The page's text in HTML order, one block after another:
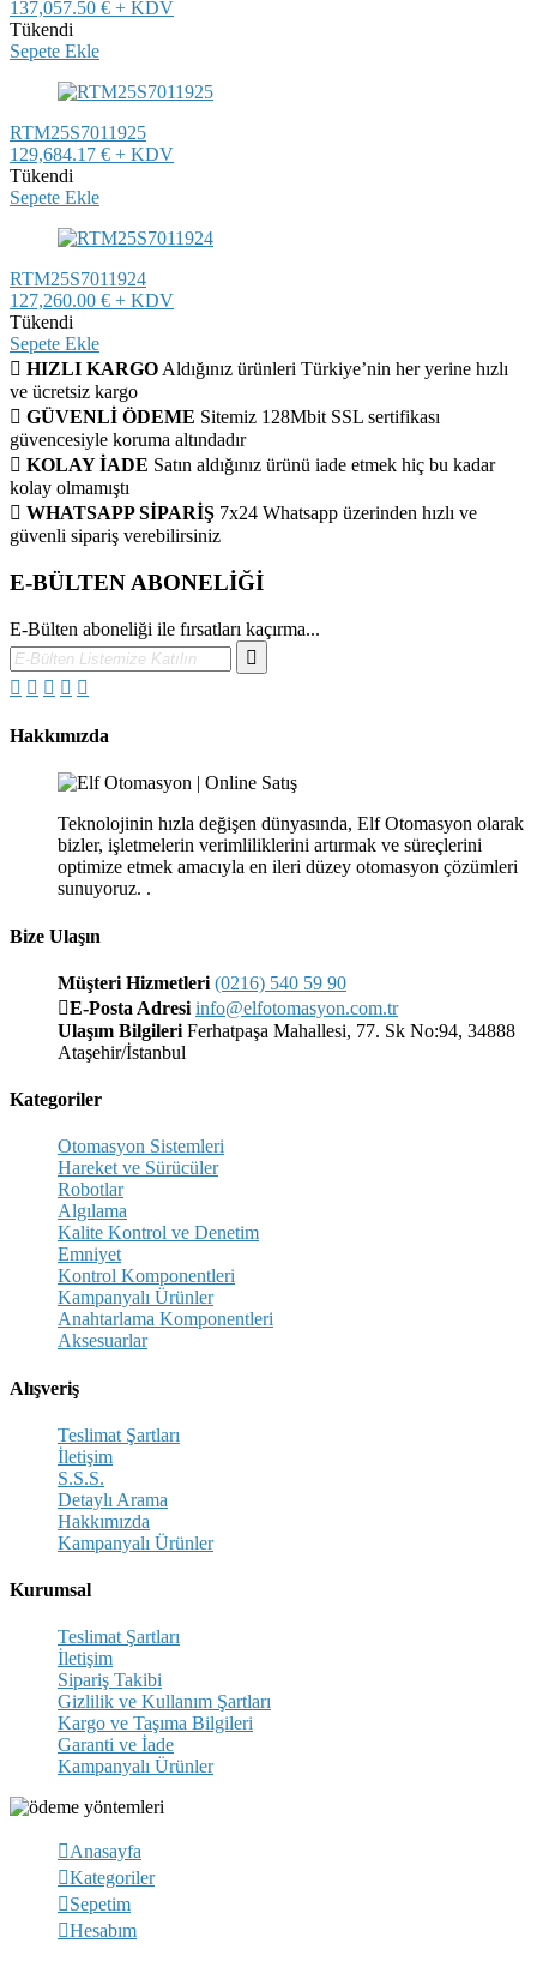
137,057.50 € + KDV
Tükendi
Sepete Ekle
RTM25S7011925
129,684.17 € + KDV
Tükendi
Sepete Ekle
RTM25S7011924
127,260.00 € + KDV
Tükendi
Sepete Ekle
HIZLI KARGO Aldığınız ürünleri Türkiye’nin her yerine hızlı
ve ücretsiz kargo
GÜVENLİ ÖDEME Sitemiz 128Mbit SSL sertifikası
güvencesiyle koruma altındadır
KOLAY İADE Satın aldığınız ürünü iade etmek hiç bu kadar
kolay olmamıştı
WHATSAPP SİPARİŞ 7x24 Whatsapp üzerinden hızlı ve
güvenli sipariş verebilirsiniz
E-BÜLTEN ABONELİĞİ
E-Bülten aboneliği ile fırsatları kaçırma...
Hakkımızda
Teknolojinin hızla değişen dünyasında, Elf Otomasyon olarak
bizler, işletmelerin verimliliklerini artırmak ve süreçlerini
optimize etmek amacıyla en ileri düzey otomasyon çözümleri
sunuyoruz. .
Bize Ulaşın
Müşteri Hizmetleri (0216) 540 59 90
E-Posta Adresi info@elfotomasyon.com.tr
Ulaşım Bilgileri Ferhatpaşa Mahallesi, 77. Sk No:94, 34888
Ataşehir/İstanbul
Kategoriler
Otomasyon Sistemleri
Hareket ve Sürücüler
Robotlar
Algılama
Kalite Kontrol ve Denetim
Emniyet
Kontrol Komponentleri
Kampanyalı Ürünler
Anahtarlama Komponentleri
Aksesuarlar
Alışveriş
Teslimat Şartları
İletişim
S.S.S.
Detaylı Arama
Hakkımızda
Kampanyalı Ürünler
Kurumsal
Teslimat Şartları
İletişim
Sipariş Takibi
Gizlilik ve Kullanım Şartları
Kargo ve Taşıma Bilgileri
Garanti ve İade
Kampanyalı Ürünler
Anasayfa
Kategoriler
Sepetim
Hesabım